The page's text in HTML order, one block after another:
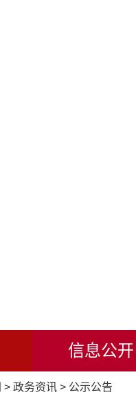
信息公开
> 政务资讯 > 公示公告